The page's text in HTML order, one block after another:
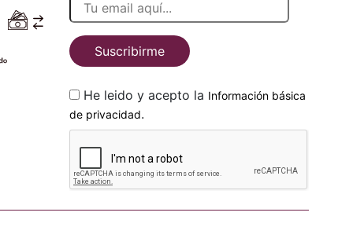
Suscribirme
He leido y acepto la Información básica
de privacidad.